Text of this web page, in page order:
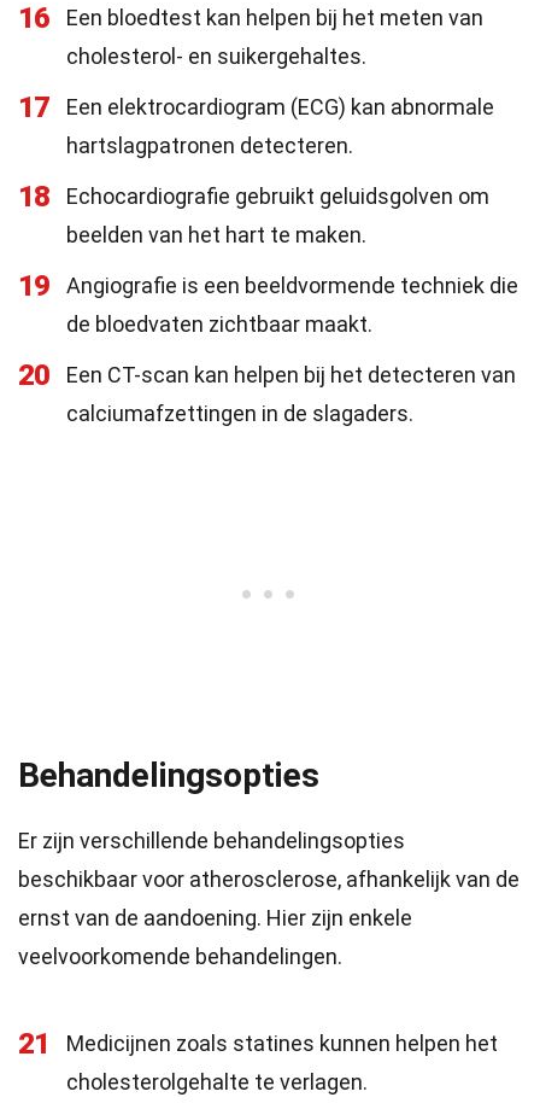
16
Een bloedtest kan helpen bij het meten van
cholesterol- en suikergehaltes.
17
Een elektrocardiogram (ECG) kan abnormale
hartslagpatronen detecteren.
18
Echocardiografie gebruikt geluidsgolven om
beelden van het hart te maken.
19
Angiografie is een beeldvormende techniek die
de bloedvaten zichtbaar maakt.
20
Een CT-scan kan helpen bij het detecteren van
calciumafzettingen in de slagaders.
Behandelingsopties
Er zijn verschillende behandelingsopties
beschikbaar voor atherosclerose, afhankelijk van de
ernst van de aandoening. Hier zijn enkele
veelvoorkomende behandelingen.
21
Medicijnen zoals statines kunnen helpen het
cholesterolgehalte te verlagen.